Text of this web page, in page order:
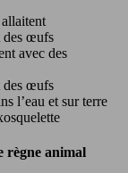
des œufs
avec des
des œufs
l’eau et sur terre
règne animal